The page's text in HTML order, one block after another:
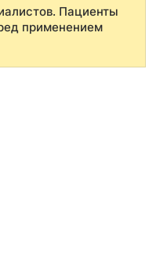
Пациенты
применением